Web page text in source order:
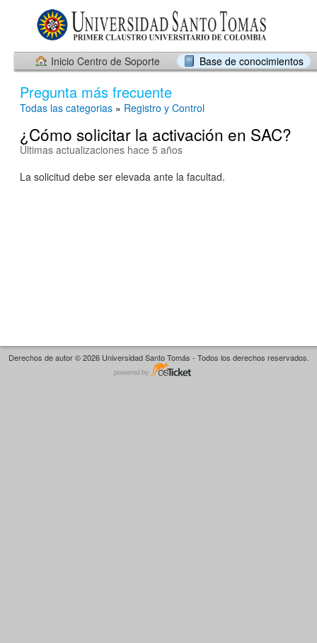
Inicio Centro de Soporte Base de conocimientos
Pregunta más frecuente
Todas las categorias » Registro y Control
¿Cómo solicitar la activación en SAC?
Últimas actualizaciones hace 5 años
La solicitud debe ser elevada ante la facultad.
Derechos de autor © 2026 Universidad Santo Tomás - Todos los derechos reservados.